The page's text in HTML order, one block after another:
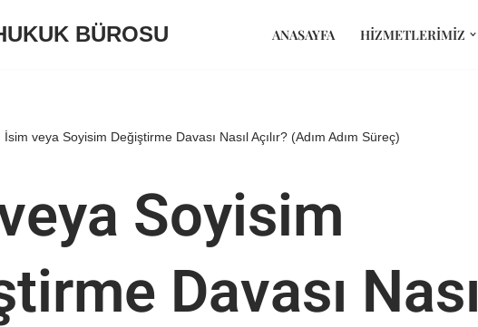
BÜROSU ANASAYFA HIZMETLERIMIZ
İsim veya Soyisim Değiştirme Davası Nasıl Açılır? (Adım Adım Süreç)
Soyisim
Davası Nasıl